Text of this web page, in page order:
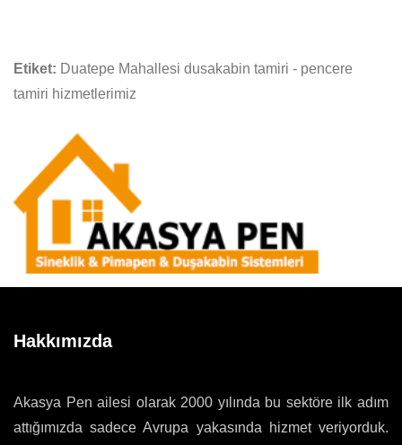
Etiket: Duatepe Mahallesi dusakabin tamiri - pencere
tamiri hizmetlerimiz
Hakkımızda
Akasya Pen ailesi olarak 2000 yılında bu sektöre ilk adım
attığımızda sadece Avrupa yakasında hizmet veriyorduk.